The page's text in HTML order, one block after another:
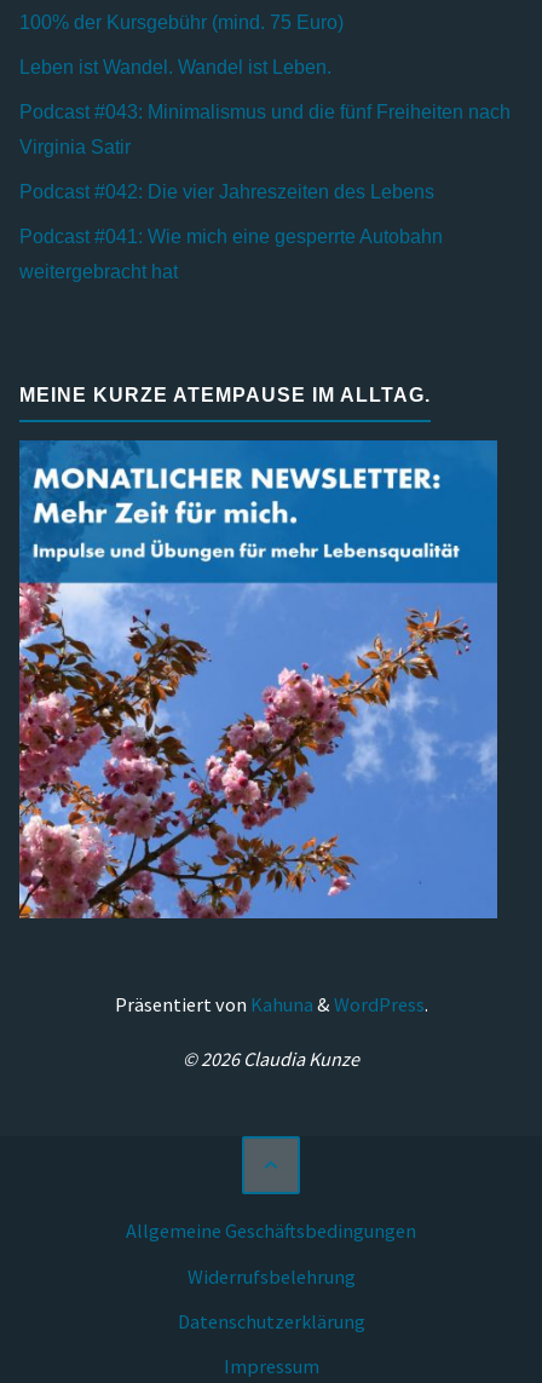
100% der Kursgebühr (mind. 75 Euro)
Leben ist Wandel. Wandel ist Leben.
Podcast #043: Minimalismus und die fünf Freiheiten nach
Virginia Satir
Podcast #042: Die vier Jahreszeiten des Lebens
Podcast #041: Wie mich eine gesperrte Autobahn
weitergebracht hat
MEINE KURZE ATEMPAUSE IM ALLTAG.
Präsentiert von Kahuna & WordPress.
© 2026 Claudia Kunze
Allgemeine Geschäftsbedingungen
Widerrufsbelehrung
Datenschutzerklärung
Impressum